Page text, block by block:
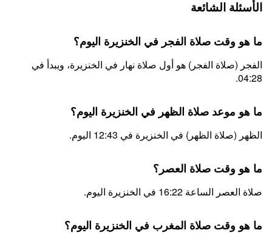
الأسئلة الشائعة
ما هو وقت صلاة الفجر في الخنزيرة اليوم؟
الفجر (صلاة الفجر) هو أول صلاة نهار في الخنزيرة، ويبدأ في
04:28.
ما هو موعد صلاة الظهر في الخنزيرة اليوم؟
الظهر (صلاة الظهر) في الخنزيرة في 12:43 اليوم.
ما هو وقت صلاة العصر؟
صلاة العصر الساعة 16:22 في الخنزيرة اليوم.
ما هو وقت صلاة المغرب في الخنزيرة اليوم؟